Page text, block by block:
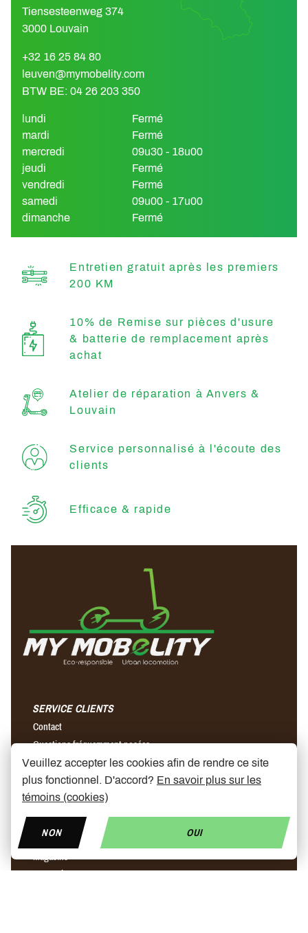
Tiensesteenweg 374
3000 Louvain
+32 16 25 84 80
leuven@mymobelity.com
BTW BE: 04 26 203 350
lundi
Fermé
mardi
Fermé
mercredi
09u30 - 18u00
jeudi
Fermé
vendredi
Fermé
samedi
09u00 - 17u00
dimanche
Fermé
Entretien gratuit après les premiers
200 KM
10% de Remise sur pièces d'usure
& batterie de remplacement après
achat
Atelier de réparation à Anvers &
Louvain
Service personnalisé à l'écoute des
clients
Efficace & rapide
SERVICE CLIENTS
Contact
Questions fréquemment posées
Conditions générales de vente
Envois & retours
A PROPOS DE NOUS
Notre histoire
Partenaires
Veuillez accepter les cookies afin de rendre ce site
plus fonctionnel. D'accord? En savoir plus sur les
témoins (cookies)
NON OUI